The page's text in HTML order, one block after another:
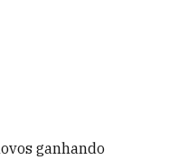
ganhando